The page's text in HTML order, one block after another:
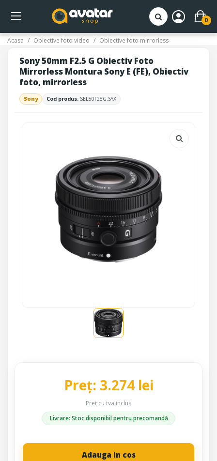
0
Acasa Obiective foto video Obiective foto mirrorless
Sony 50mm F2.5 G Obiectiv Foto
Mirrorless Montura Sony E (FE), Obiectiv
foto, mirrorless
Sony Cod produs: SEL50F25G.SYX
Preț: 3.274 lei
Preț cu tva inclus
Livrare: Stoc disponibil pentru precomandă
Adauga in cos